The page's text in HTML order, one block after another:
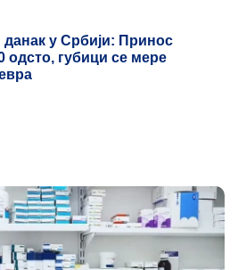
veliko pojeftinjenje